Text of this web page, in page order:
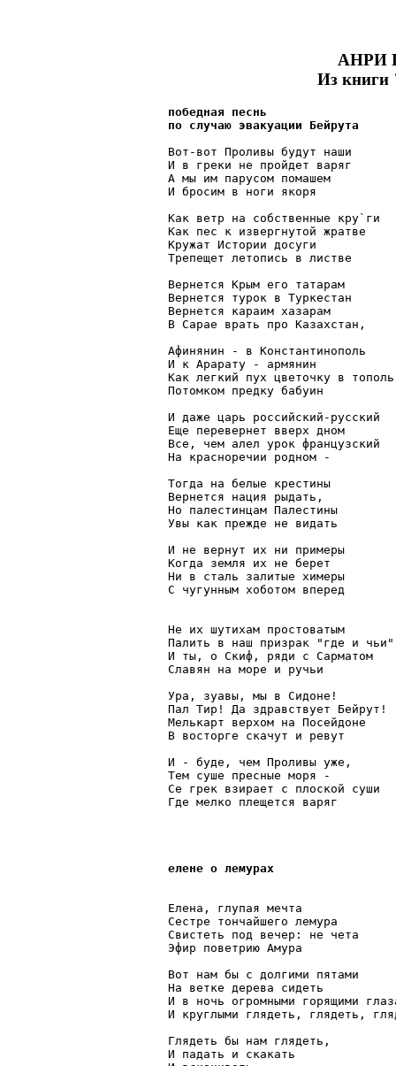
АНРИ
Из книги
победная песнь
по случаю эвакуации Бейрута
Вот-вот Проливы будут наши
И в греки не пройдет варяг
А мы им парусом помашем
И бросим в ноги якоря
Как ветр на собственные кру`ги
Как пес к извергнутой жратве
Кружат Истории досуги
Трепещет летопись в листве
Вернется Крым его татарам
Вернется турок в Туркестан
Вернется караим хазарам
В Сарае врать про Казахстан,
Афинянин - в Константинополь
И к Арарату - армянин
Как легкий пух цветочку в тополь
Потомком предку бабуин
И даже царь российский-русский
Еще перевернет вверх дном
Все, чем алел урок французский
На красноречии родном -
Тогда на белые крестины
Вернется нация рыдать,
Но палестинцам Палестины
Увы как прежде не видать
И не вернут их ни примеры
Когда земля их не берет
Ни в сталь залитые химеры
С чугунным хоботом вперед
Не их шутихам простоватым
Палить в наш призрак "где и чьи"
И ты, о Скиф, ряди с Сарматом
Славян на море и ручьи
Ура, зуавы, мы в Сидоне!
Пал Тир! Да здравствует Бейрут!
Мелькарт верхом на Посейдоне
В восторге скачут и ревут
И - буде, чем Проливы уже,
Тем суше пресные моря -
Се грек взирает с плоской суши
Где мелко плещется варяг
елене о лемурах
Елена, глупая мечта
Сестре тончайшего лемура
Свистеть под вечер: не чета
Эфир поветрию Амура
Вот нам бы с долгими пятами
На ветке дерева сидеть
И в ночь огромными горящими
И круглыми глядеть, глядеть,
Глядеть бы нам глядеть,
И падать и скакать